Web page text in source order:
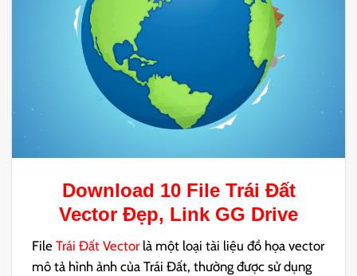
Download 10 File Trái Đất
Vector Đẹp, Link GG Drive
FileTrái Đất Vectorlà một loại tài liệu đồ họa vector
mô tả hình ảnh của Trái Đất, thường được sử dụng